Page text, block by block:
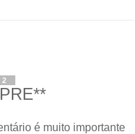
é muito importante